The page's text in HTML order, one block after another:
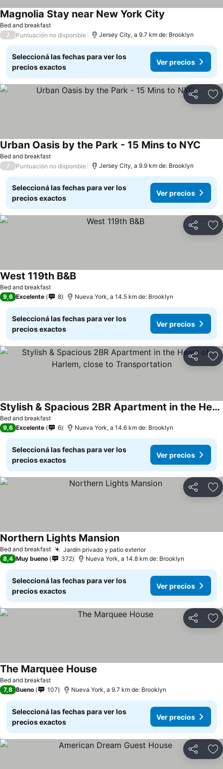
Bed and breakfast
Magnolia Stay near New York City
/ Puntuación no disponible Jersey City, a 9.7 km de: Brooklyn
Seleccioná las fechas para ver los
precios exactos
Ver precios
Compartir
Bed and breakfast
Urban Oasis by the Park - 15 Mins to NYC
/ Puntuación no disponible Jersey City, a 9.9 km de: Brooklyn
Seleccioná las fechas para ver los
precios exactos
Ver precios
Compartir
Bed and breakfast
West 119th B&B
9,6 Excelente 8 Nueva York, a 14.5 km de: Brooklyn
Seleccioná las fechas para ver los
precios exactos
Ver precios
Compartir
Bed and breakfast
Stylish & Spacious 2BR Apartment in the Heart of Harlem, close to Transportation
9,6 Excelente 6 Nueva York, a 14.6 km de: Brooklyn
Seleccioná las fechas para ver los
precios exactos
Ver precios
Compartir
Bed and breakfast Jardín privado y patio exterior
Northern Lights Mansion
8,4 Muy bueno 372 Nueva York, a 14.8 km de: Brooklyn
Seleccioná las fechas para ver los
precios exactos
Ver precios
Compartir
Bed and breakfast
The Marquee House
7,8 Bueno 107 Nueva York, a 9.7 km de: Brooklyn
Seleccioná las fechas para ver los
precios exactos
Ver precios
Compartir